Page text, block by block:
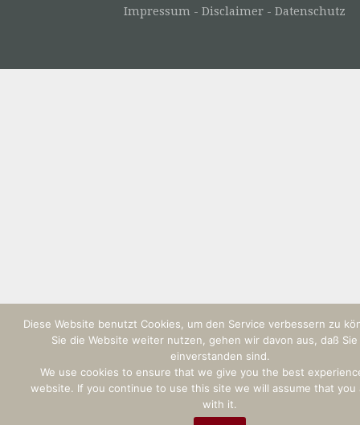
Impressum - Disclaimer - Datenschutz
Diese Website benutzt Cookies, um den Service verbessern zu
Sie die Website weiter nutzen, gehen wir davon aus, daß Sie
einverstanden sind.
We use cookies to ensure that we give you the best
website. If you continue to use this site we will assume that you
with it.